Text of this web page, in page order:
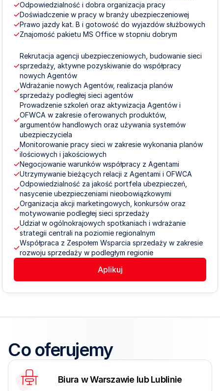
Odpowiedzialność i dobra organizacja pracy
Doświadczenie w pracy w branży ubezpieczeniowej
Prawo jazdy kat. B i gotowość do wyjazdów służbowych
Znajomość pakietu MS Office w stopniu dobrym
Rekrutacja agencji ubezpieczeniowych, budowanie sieci
sprzedaży, aktywne pozyskiwanie do współpracy
nowych Agentów
Wdrażanie nowych Agentów, realizacja planów
sprzedaży podległej sieci agentów
Prowadzenie szkoleń oraz aktywizacja Agentów i
OFWCA w zakresie oferowanych produktów,
argumentów handlowych oraz używania systemów
ubezpieczyciela
Monitorowanie pracy sieci w zakresie wykonania planów
ilościowych i jakościowych
Negocjowanie warunków współpracy z Agentami
Utrzymywanie bieżących relacji z Agentami i OFWCA
Odpowiedzialność za jakość portfela ubezpieczeń,
nasycenie ubezpieczeniami nieobowiązkowymi
Organizacja akcji marketingowych, konkursów oraz
motywowanie podległej sieci sprzedaży
Udział w ogólnokrajowych spotkaniach i wdrażanie
strategii centrali na poziomie regionalnym
Współpraca z Zespołem Wsparcia sprzedaży w zakresie
rozwoju sprzedaży w podległym regionie
Aplikuj
Co oferujemy
Biura w Warszawie lub Lublinie